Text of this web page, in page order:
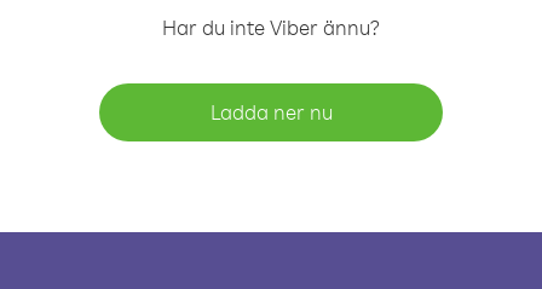
Har du inte Viber ännu?
Ladda ner nu